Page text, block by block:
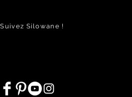
Suivez Silowane !